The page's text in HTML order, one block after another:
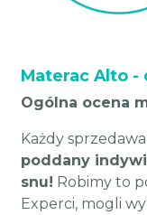
Materac Alto -
Ogólna ocena
Każdy
poddany
snu! Robimy to
Experci, mogli